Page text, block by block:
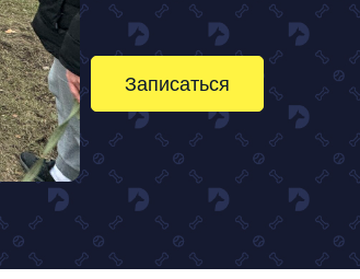
Записаться